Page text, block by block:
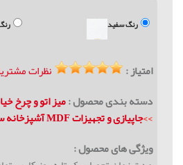
رنگ سفید
امتیاز :
نظرات
دسته بندی محصول :میز اتو و چرخ
>>جاپیازی و تجهیزات MDF آشپزخانه سبد حصیری
ویژگی های محصول :